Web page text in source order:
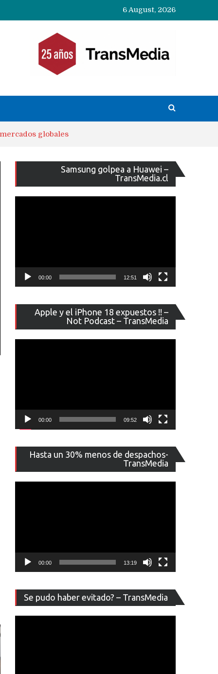
6 August, 2026
globales
Samsung golpea a Huawei –
TransMedia.cl
de
vídeo
00:00 12:51
Apple y el iPhone 18 expuestos !! –
Not Podcast – TransMedia
de
vídeo
00:00 09:52
Hasta un 30% menos de despachos-
TransMedia
de
vídeo
00:00 13:19
Se pudo haber evitado? – TransMedia
de
vídeo